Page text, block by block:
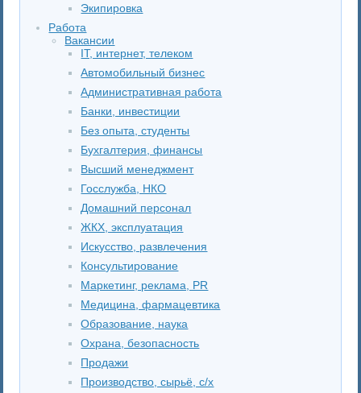
Экипировка
Работа
Вакансии
IT, интернет, телеком
Автомобильный бизнес
Административная работа
Банки, инвестиции
Без опыта, студенты
Бухгалтерия, финансы
Высший менеджмент
Госслужба, НКО
Домашний персонал
ЖКХ, эксплуатация
Искусство, развлечения
Консультирование
Маркетинг, реклама, PR
Медицина, фармацевтика
Образование, наука
Охрана, безопасность
Продажи
Производство, сырьё, с/х